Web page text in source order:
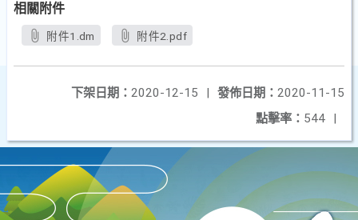
相關附件
附件1.dm 附件2.pdf
發佈日期： 2020-11-15
下架日期： 2020-12-15
|
點擊率： 544 |